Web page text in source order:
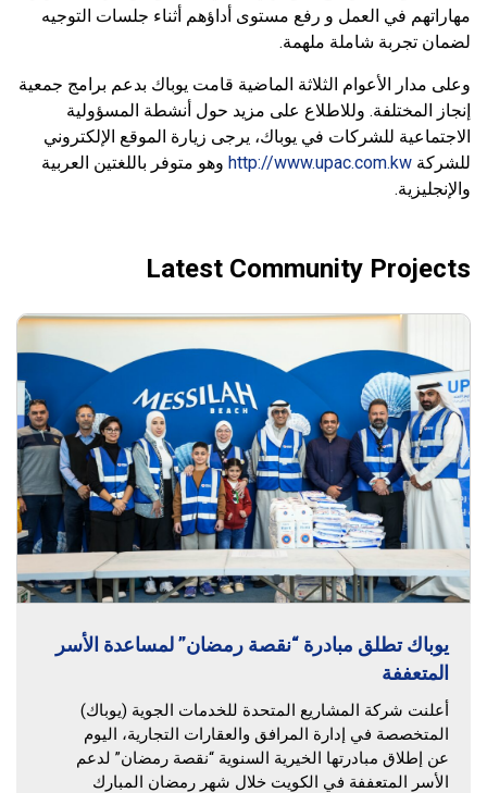
مهاراتهم في العمل و رفع مستوى أداؤهم أثناء جلسات التوجيه
لضمان تجربة شاملة ملهمة.
وعلى مدار الأعوام الثلاثة الماضية قامت يوباك بدعم برامج جمعية
إنجاز المختلفة. وللاطلاع على مزيد حول أنشطة المسؤولية
الاجتماعية للشركات في يوباك، يرجى زيارة الموقع الإلكتروني
للشركة
وهو متوفر باللغتين العربية
والإنجليزية.
Latest Community Projects
يوباك تطلق مبادرة “نقصة رمضان” لمساعدة الأسر
المتعففة
أعلنت شركة المشاريع المتحدة للخدمات الجوية (يوباك)
المتخصصة في إدارة المرافق والعقارات التجارية، اليوم
عن إطلاق مبادرتها الخيرية السنوية “نقصة رمضان” لدعم
الأسر المتعففة في الكويت خلال شهر رمضان المبارك